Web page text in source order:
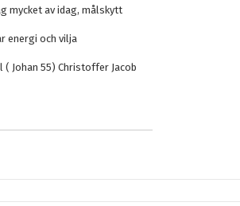
mycket av idag, målskytt
energi och vilja
( Johan 55) Christoffer Jacob